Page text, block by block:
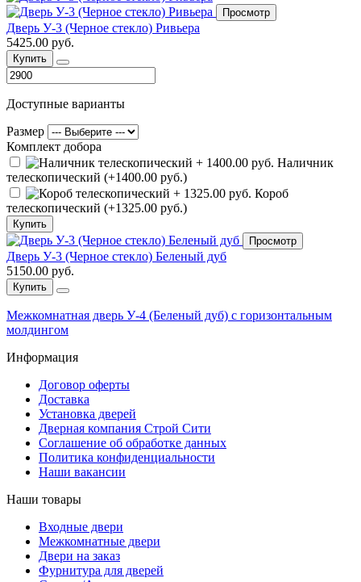
Просмотр
Дверь У-3 (Черное стекло) Ривьера
5425.00 руб.
Купить
Доступные варианты
Размер
Комплект добора
Наличник
телескопический (+1400.00 руб.)
Короб
телескопический (+1325.00 руб.)
Купить
Просмотр
Дверь У-3 (Черное стекло) Беленый дуб
5150.00 руб.
Купить
Межкомнатная дверь У-4 (Беленый дуб) с горизонтальным
молдингом
Информация
Договор оферты
Доставка
Установка дверей
Дверная компания Строй Сити
Соглашение об обработке данных
Политика конфиденциальности
Наши вакансии
Наши товары
Входные двери
Межкомнатные двери
Двери на заказ
Фурнитура для дверей